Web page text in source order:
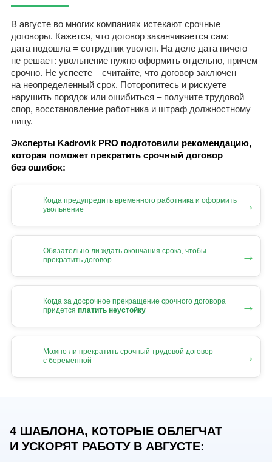
В августе во многих компаниях истекают срочные
договоры. Кажется, что договор заканчивается сам:
дата подошла = сотрудник уволен. На деле дата ничего
не решает: увольнение нужно оформить отдельно, причем
срочно. Не успеете – считайте, что договор заключен
на неопределенный срок. Поторопитесь и рискуете
нарушить порядок или ошибиться – получите трудовой
спор, восстановление работника и штраф должностному
лицу.
Эксперты Kadrovik PRO подготовили рекомендацию,
которая поможет прекратить срочный договор
без ошибок:
Когда предупредить временного работника и оформить
увольнение
→
Обязательно ли ждать окончания срока, чтобы
прекратить договор
→
Когда за досрочное прекращение срочного договора
придется платить неустойку →
Можно ли прекратить срочный трудовой договор
с беременной
→
4 ШАБЛОНА, КОТОРЫЕ ОБЛЕГЧАТ
И УСКОРЯТ РАБОТУ В АВГУСТЕ: